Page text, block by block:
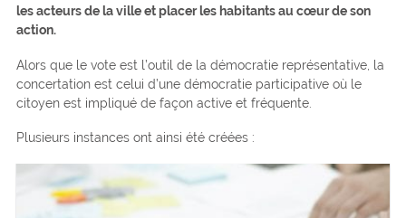
les acteurs de la ville et placer les habitants au cœur de son
action.
Alors que le vote est l’outil de la démocratie représentative, la
concertation est celui d’une démocratie participative où le
citoyen est impliqué de façon active et fréquente.
Plusieurs instances ont ainsi été créées :